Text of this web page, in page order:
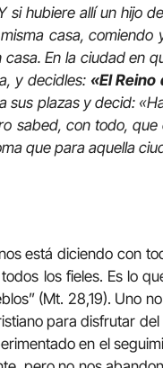
si hubiere allí un hijo
casa,
En la ciudad en
y decidles: «El
sus plazas y decid:
sabed, con todo,
que para aquella
está diciendo con
los fieles. Es lo
(Mt. 28,19). Uno
para disfrutar
en el